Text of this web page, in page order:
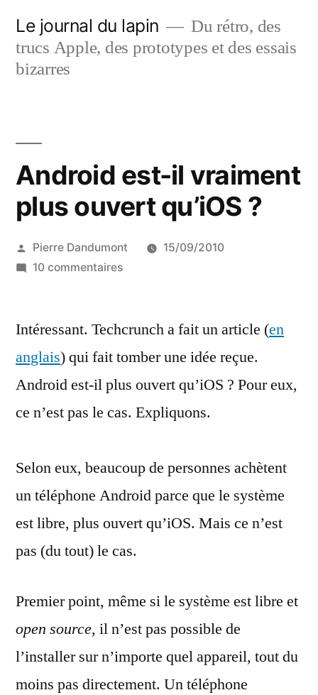
contenu
Le journal du lapin
Du rétro, des
trucs Apple, des prototypes et des essais
bizarres
Android est-il vraiment
plus ouvert qu’iOS ?
Publié
par
Pierre Dandumont
15/09/2010
10 commentairessur
il
plus
ouvert
qu’iOS
Intéressant. Techcrunch a fait un article (en
anglais) qui fait tomber une idée reçue.
Android est-il plus ouvert qu’iOS ? Pour eux,
ce n’est pas le cas. Expliquons.
Selon eux, beaucoup de personnes achètent
un téléphone Android parce que le système
est libre, plus ouvert qu’iOS. Mais ce n’est
pas (du tout) le cas.
Premier point, même si le système est libre et
open source, il n’est pas possible de
l’installer sur n’importe quel appareil, tout du
moins pas directement. Un téléphone